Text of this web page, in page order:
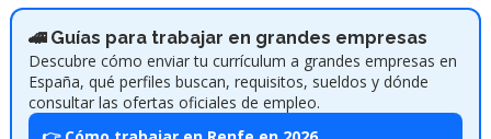
🚄 Guías para trabajar en grandes empresas
Descubre cómo enviar tu currículum a grandes empresas en
España, qué perfiles buscan, requisitos, sueldos y dónde
consultar las ofertas oficiales de empleo.